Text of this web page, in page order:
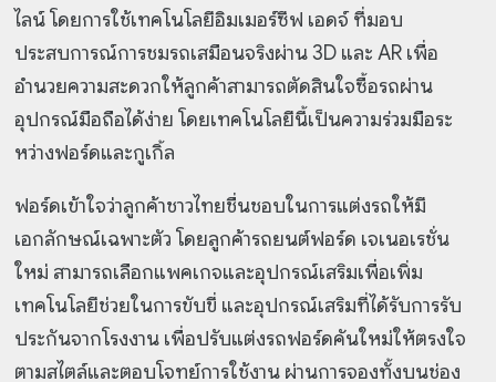
ไลน์ โดยการใช้เทคโนโลยีอิมเมอร์ซีฟ เอดจ์ ที่มอบ
ประสบการณ์การชมรถเสมือนจริงผ่าน 3D และ AR เพื่อ
อำนวยความสะดวกให้ลูกค้าสามารถตัดสินใจซื้อรถผ่าน
อุปกรณ์มือถือได้ง่าย โดยเทคโนโลยีนี้เป็นความร่วมมือระ
หว่างฟอร์ดและกูเกิ้ล
ฟอร์ดเข้าใจว่าลูกค้าชาวไทยชื่นชอบในการแต่งรถให้มี
เอกลักษณ์เฉพาะตัว โดยลูกค้ารถยนต์ฟอร์ด เจเนอเรชั่น
ใหม่ สามารถเลือกแพคเกจและอุปกรณ์เสริมเพื่อเพิ่ม
เทคโนโลยีช่วยในการขับขี่ และอุปกรณ์เสริมที่ได้รับการรับ
ประกันจากโรงงาน เพื่อปรับแต่งรถฟอร์ดคันใหม่ให้ตรงใจ
ตามสไตล์และตอบโจทย์การใช้งาน ผ่านการจองทั้งบนช่อง